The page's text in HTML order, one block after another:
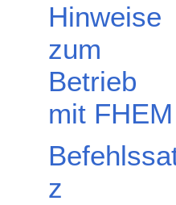
Hinweise
zum
Betrieb
mit FHEM
z